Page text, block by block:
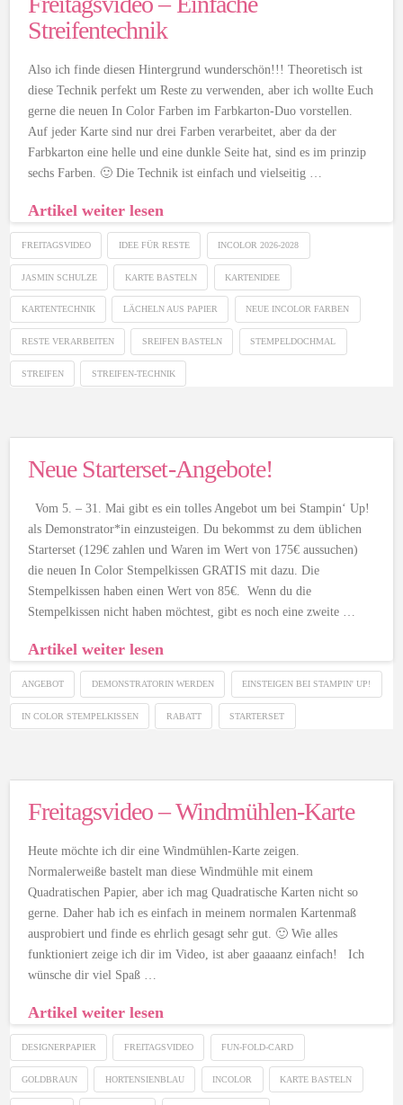
Streifentechnik
Also ich finde diesen Hintergrund wunderschön!!! Theoretisch ist
diese Technik perfekt um Reste zu verwenden, aber ich wollte Euch
gerne die neuen In Color Farben im Farbkarton-Duo vorstellen.
Auf jeder Karte sind nur drei Farben verarbeitet, aber da der
Farbkarton eine helle und eine dunkle Seite hat, sind es im prinzip
sechs Farben. 🙂 Die Technik ist einfach und vielseitig …
Artikel weiter lesen
FREITAGSVIDEO IDEE FÜR RESTE INCOLOR 2026-2028
JASMIN SCHULZE KARTE BASTELN KARTENIDEE
KARTENTECHNIK LÄCHELN AUS PAPIER NEUE INCOLOR FARBEN
RESTE VERARBEITEN SREIFEN BASTELN STEMPELDOCHMAL
STREIFEN STREIFEN-TECHNIK
Neue Starterset-Angebote!
Vom 5. – 31. Mai gibt es ein tolles Angebot um bei Stampin‘ Up!
als Demonstrator*in einzusteigen. Du bekommst zu dem üblichen
Starterset (129€ zahlen und Waren im Wert von 175€ aussuchen)
die neuen In Color Stempelkissen GRATIS mit dazu. Die
Stempelkissen haben einen Wert von 85€. Wenn du die
Stempelkissen nicht haben möchtest, gibt es noch eine zweite …
Artikel weiter lesen
ANGEBOT DEMONSTRATORIN WERDEN EINSTEIGEN BEI STAMPIN' UP!
IN COLOR STEMPELKISSEN RABATT STARTERSET
Freitagsvideo – Windmühlen-Karte
Heute möchte ich dir eine Windmühlen-Karte zeigen.
Normalerweiße bastelt man diese Windmühle mit einem
Quadratischen Papier, aber ich mag Quadratische Karten nicht so
gerne. Daher hab ich es einfach in meinem normalen Kartenmaß
ausprobiert und finde es ehrlich gesagt sehr gut. 🙂 Wie alles
funktioniert zeige ich dir im Video, ist aber gaaaanz einfach! Ich
wünsche dir viel Spaß …
Artikel weiter lesen
DESIGNERPAPIER FREITAGSVIDEO FUN-FOLD-CARD
GOLDBRAUN HORTENSIENBLAU INCOLOR KARTE BASTELN